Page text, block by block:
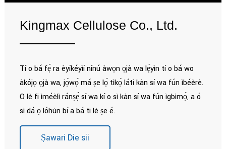
Kingmax Cellulose Co., Ltd.
Tí o bá fẹ́ ra èyíkéyìí nínú àwọn ọjà wa lẹ́yìn tí o bá wo
àkójọ ọjà wa, jọ̀wọ́ má ṣe lọ́ tìkọ̀ láti kàn sí wa fún ìbéèrè.
O lè fi ìméèlì ránṣẹ́ sí wa kí o sì kàn sí wa fún ìgbìmọ̀, a ó
sì dá ọ lóhùn bí a bá ti lè ṣe é.
Ṣawari Die sii